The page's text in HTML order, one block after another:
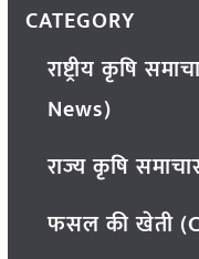
CATEGORY
राष्ट्रीय कृषि
News)
राज्य कृषि
फसल की खेती